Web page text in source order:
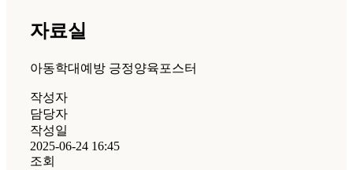
자료실
아동학대예방 긍정양육포스터
작성자
담당자
작성일
2025-06-24 16:45
조회